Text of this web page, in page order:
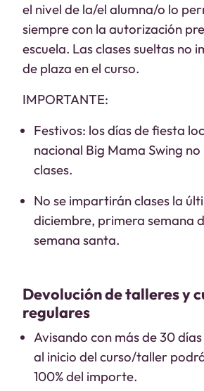
el nivel de la/el alumna/o lo
siempre con la autorización
escuela. Las clases sueltas no
de plaza en el curso.
IMPORTANTE:
Festivos: los días de fiesta
nacional Big Mama Swing
clases.
No se impartirán clases la
diciembre, primera semana
semana santa.
Devolución de talleres y
regulares
Avisando con más de 30
al inicio del curso/taller
100% del importe.